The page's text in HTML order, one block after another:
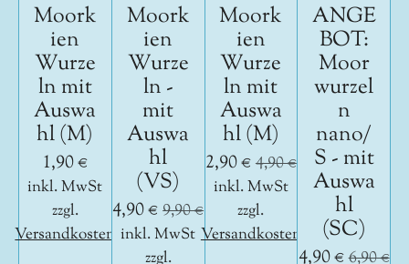
Moork
ien
Wurze
ln mit
Auswa
hl (M)
1,90 €
inkl. MwSt
zzgl.
Versandkosten
Moork
ien
Wurze
ln -
mit
Auswa
hl
(VS)
4,90 € 9,90 €
inkl. MwSt
zzgl.
Moork
ien
Wurze
ln mit
Auswa
hl (M)
2,90 € 4,90 €
inkl. MwSt
zzgl.
Versandkosten
ANGE
BOT:
Moor
wurzel
n
nano/
S - mit
Auswa
hl
(SC)
4,90 €6,90 €